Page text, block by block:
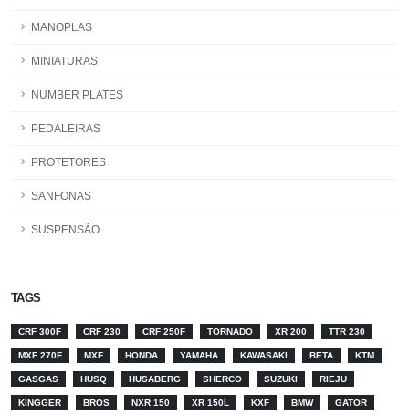
MANOPLAS
MINIATURAS
NUMBER PLATES
PEDALEIRAS
PROTETORES
SANFONAS
SUSPENSÃO
TAGS
CRF 300F CRF 230 CRF 250F TORNADO XR 200 TTR 230
MXF 270F MXF HONDA YAMAHA KAWASAKI BETA KTM
GASGAS HUSQ HUSABERG SHERCO SUZUKI RIEJU
KINGGER BROS NXR 150 XR 150L KXF BMW GATOR